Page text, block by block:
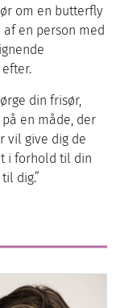
om en butterfly
en person med
din frisør,
en måde, der
vil give dig de
i forhold til din
dig.”